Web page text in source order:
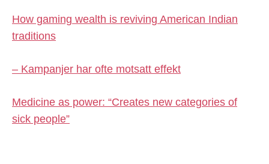
How gaming wealth is reviving American Indian
traditions
– Kampanjer har ofte motsatt effekt
Medicine as power: “Creates new categories of
sick people”